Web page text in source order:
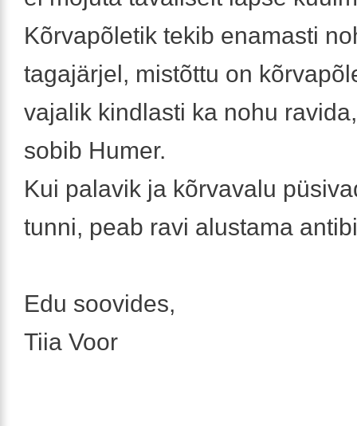
Kõrvapõletik tekib enamasti
tagajärjel, mistõttu on
vajalik kindlasti ka nohu
sobib Humer.
Kui palavik ja kõrvavalu
tunni, peab ravi alustama
Edu soovides,
Tiia Voor